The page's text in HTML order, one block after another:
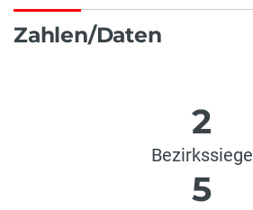
Zahlen/Daten
2
Bezirkssiege
5